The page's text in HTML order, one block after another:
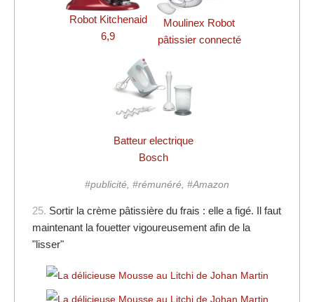
Robot Kitchenaid
6,9
Moulinex Robot
pâtissier connecté
Batteur electrique
Bosch
#publicité, #rémunéré, #Amazon
25. Sortir la crème pâtissière du frais : elle a figé. Il faut
maintenant la fouetter vigoureusement afin de la
"lisser"